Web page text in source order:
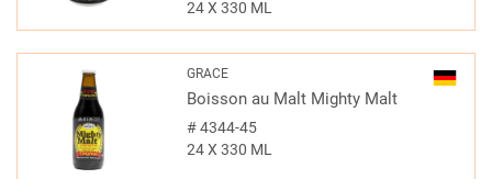
24 X 330 ML
GRACE
Boisson au Malt Mighty Malt
#4344-45
24 X 330 ML